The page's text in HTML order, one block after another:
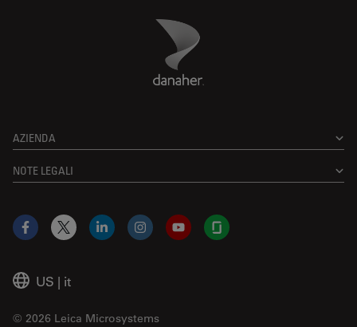
Danaher Logo
AZIENDA
NOTE LEGALI
US | it
© 2026 Leica Microsystems
Facebook
X LinkedInInstagramYouTubeGlassdoor